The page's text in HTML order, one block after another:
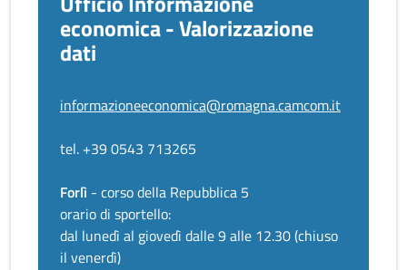
economica - Valorizzazione
dati
informazioneeconomica@romagna.camcom.it
tel. +39 0543 713265
Forlì - corso della Repubblica 5
orario di sportello:
dal lunedì al giovedì dalle 9 alle 12.30 (chiuso
il venerdì)